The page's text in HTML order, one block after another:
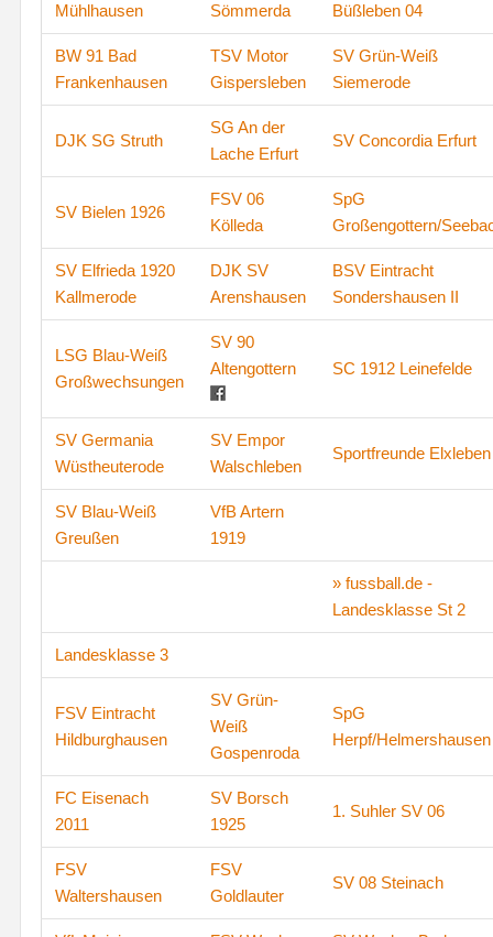
Mühlhausen
Sömmerda
Büßleben 04
BW 91 Bad
Frankenhausen
TSV Motor
Gispersleben
SV Grün-Weiß
Siemerode
DJK SG Struth
SG An der
Lache Erfurt
SV Concordia Erfurt
SV Bielen 1926
FSV 06
Kölleda
SpG
Großengottern/
SV Elfrieda 1920
Kallmerode
DJK SV
Arenshausen
BSV Eintracht
Sondershausen II
LSG Blau-Weiß
Großwechsungen
SV 90
Altengottern
SC 1912 Leinefelde
SV Germania
Wüstheuterode
SV Empor
Walschleben
Sportfreunde Elxleben
SV Blau-Weiß
Greußen
VfB Artern
1919
» fussball.de -
Landesklasse St 2
Landesklasse 3
FSV Eintracht
Hildburghausen
SV Grün-
Weiß
Gospenroda
SpG
Herpf/Helmershausen
FC Eisenach
2011
SV Borsch
1925
1. Suhler SV 06
FSV
Waltershausen
FSV
Goldlauter
SV 08 Steinach